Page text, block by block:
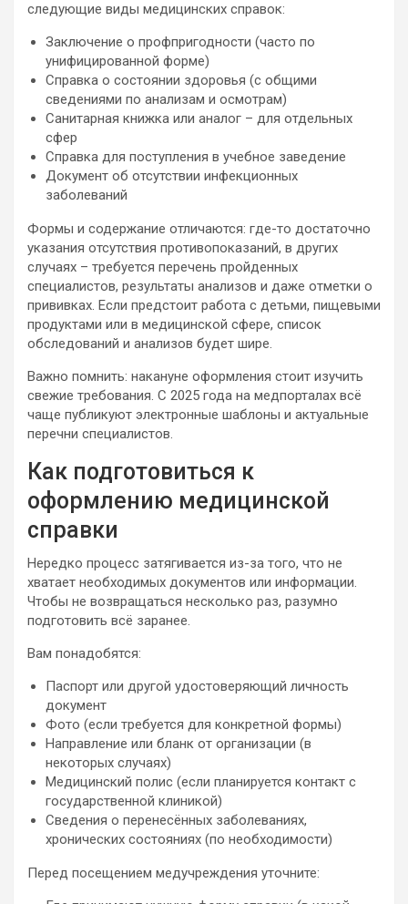
следующие виды медицинских справок:
Заключение о профпригодности (часто по
унифицированной форме)
Справка о состоянии здоровья (с общими
сведениями по анализам и осмотрам)
Санитарная книжка или аналог – для отдельных
сфер
Справка для поступления в учебное заведение
Документ об отсутствии инфекционных
заболеваний
Формы и содержание отличаются: где-то достаточно
указания отсутствия противопоказаний, в других
случаях – требуется перечень пройденных
специалистов, результаты анализов и даже отметки о
прививках. Если предстоит работа с детьми, пищевыми
продуктами или в медицинской сфере, список
обследований и анализов будет шире.
Важно помнить: накануне оформления стоит изучить
свежие требования. С 2025 года на медпорталах всё
чаще публикуют электронные шаблоны и актуальные
перечни специалистов.
Как подготовиться к
оформлению медицинской
справки
Нередко процесс затягивается из-за того, что не
хватает необходимых документов или информации.
Чтобы не возвращаться несколько раз, разумно
подготовить всё заранее.
Вам понадобятся:
Паспорт или другой удостоверяющий личность
документ
Фото (если требуется для конкретной формы)
Направление или бланк от организации (в
некоторых случаях)
Медицинский полис (если планируется контакт с
государственной клиникой)
Сведения о перенесённых заболеваниях,
хронических состояниях (по необходимости)
Перед посещением медучреждения уточните: